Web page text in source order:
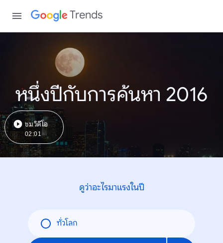
Trends
หนึ่งปีกับการค้นหา 2016
ชมวิดีโอ
02:01
ดูว่าอะไรมาแรงในปี
ทั่วโลก